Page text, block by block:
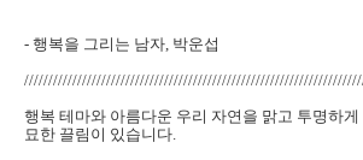
- 행복을 그리는 남자, 박운섭
행복 테마와 아름다운 우리 자연을 맑고 투명하게
묘한 끌림이 있습니다.